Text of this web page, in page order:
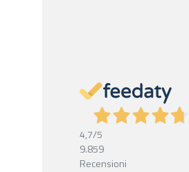
4,7/5
9.859
Recensioni